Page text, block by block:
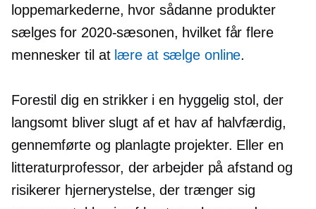
loppemarkederne, hvor sådanne produkter
sælges for 2020-sæsonen, hvilket får flere
mennesker til at lære at sælge online.
Forestil dig en strikker i en hyggelig stol, der
langsomt bliver slugt af et hav af halvfærdig,
gennemførte og planlagte projekter. Eller en
litteraturprofessor, der arbejder på afstand og
risikerer hjernerystelse, der trænger sig